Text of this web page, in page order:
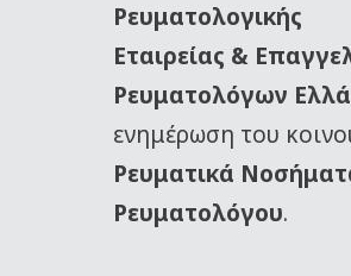
Ρευματολογικής
Εταιρείας &
Ρευματολόγων
ενημέρωση του
Ρευματικά
Ρευματολόγου.